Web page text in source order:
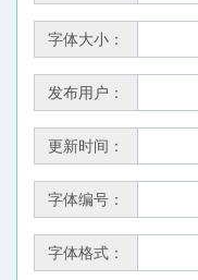
字体大小：
发布用户：
更新时间：
字体编号：
字体格式：